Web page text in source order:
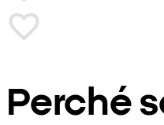
Perché